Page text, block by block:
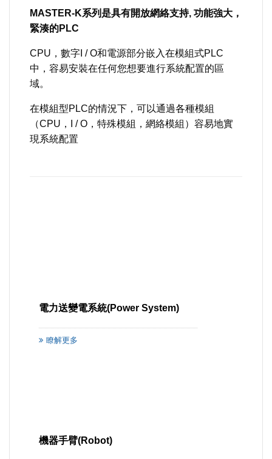
MASTER-K系列是具有開放網絡支持, 功能強大，
緊湊的PLC
CPU，數字I / O和電源部分嵌入在模組式PLC
中，容易安裝在任何您想要進行系統配置的區
域。
在模組型PLC的情況下，可以通過各種模組
（CPU，I / O，特殊模組，網絡模組）容易地實
現系統配置
電力送變電系統(Power System)
瞭解更多
機器手臂(Robot)